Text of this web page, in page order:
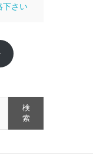
下さい
検
索